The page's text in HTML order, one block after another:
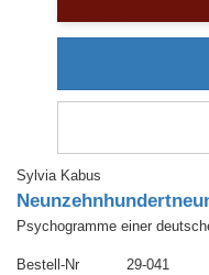
Sylvia Kabus
Psychogramme einer
Bestell-Nr
29-041